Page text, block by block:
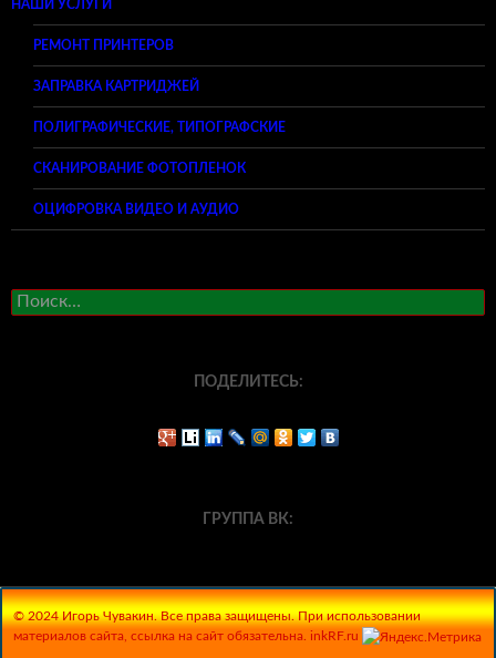
НАШИ УСЛУГИ
РЕМОНТ ПРИНТЕРОВ
ЗАПРАВКА КАРТРИДЖЕЙ
ПОЛИГРАФИЧЕСКИЕ, ТИПОГРАФСКИЕ
СКАНИРОВАНИЕ ФОТОПЛЕНОК
ОЦИФРОВКА ВИДЕО И АУДИО
Найти:
ПОДЕЛИТЕСЬ:
ГРУППА ВК:
© 2024 Игорь Чувакин. Все права защищены. При использовании
материалов сайта, ссылка на сайт обязательна. inkRF.ru